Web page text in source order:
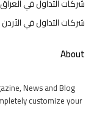
شركات التداول في العراق
شركات التداول في الأردن
About
News and Blog
customize your